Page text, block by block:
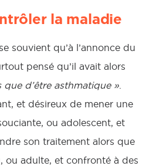
la maladie
souvient qu’à l’annonce du
pensé qu’il avait alors
que d’être asthmatique »
et désireux de mener une
ou adolescent, et
son traitement alors que
ou adulte, et confronté à des